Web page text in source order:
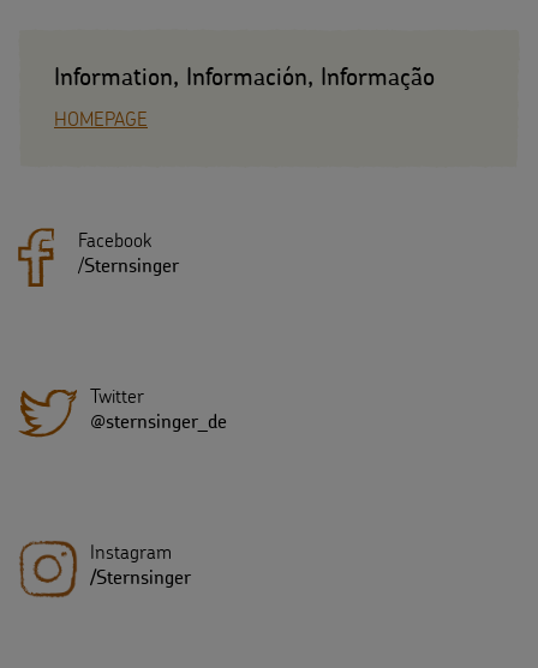
Information, Información, Informação
HOMEPAGE
Facebook
/Sternsinger
Twitter
@sternsinger_de
Instagram
/Sternsinger